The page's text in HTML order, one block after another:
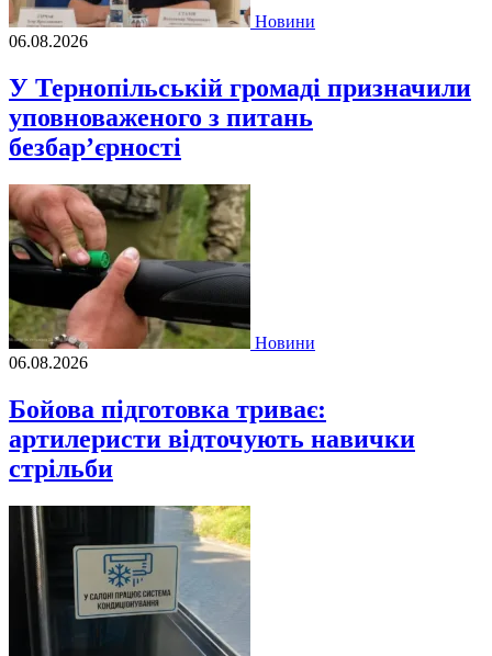
Новини
06.08.2026
У Тернопільській громаді призначили
уповноваженого з питань
безбар’єрності
Новини
06.08.2026
Бойова підготовка триває:
артилеристи відточують навички
стрільби